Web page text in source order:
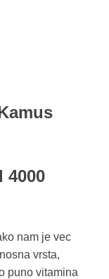
4000
nam je vec
vrsta,
puno vitamina